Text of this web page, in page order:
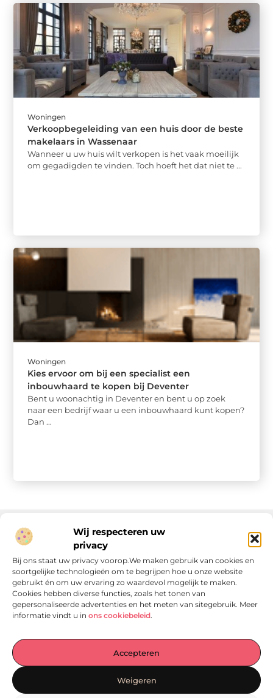
Wij respecteren uw
privacy
Bij ons staat uw privacy voorop.We maken gebruik van cookies en
soortgelijke technologieën om te begrijpen hoe u onze website
gebruikt én om uw ervaring zo waardevol mogelijk te maken.
Cookies hebben diverse functies, zoals het tonen van
gepersonaliseerde advertenties en het meten van sitegebruik. Meer
informatie vindt u in ons cookiebeleid.
Accepteren
Weigeren
Woningen
Verkoopbegeleiding van een huis door de beste
makelaars in Wassenaar
Wanneer u uw huis wilt verkopen is het vaak moeilijk
om gegadigden te vinden. Toch hoeft het dat niet te ...
Woningen
Kies ervoor om bij een specialist een
inbouwhaard te kopen bij Deventer
Bent u woonachtig in Deventer en bent u op zoek
naar een bedrijf waar u een inbouwhaard kunt kopen?
Dan ...
zetten
, praktische tips waar je écht iets aan hebt en artikelen
vandaag opLocomo.nl
Onze informatie